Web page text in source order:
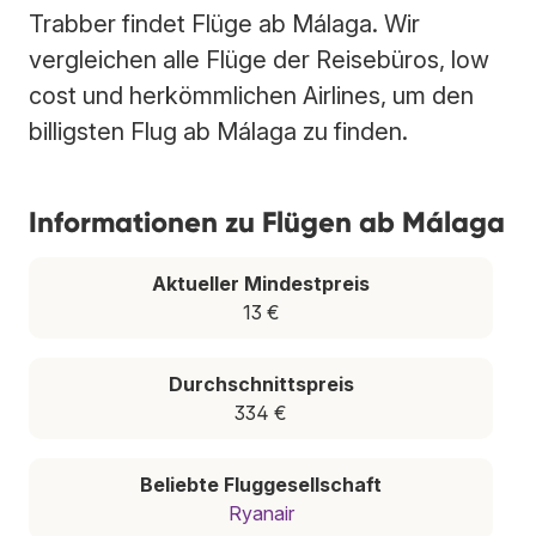
Trabber findet Flüge ab Málaga. Wir
vergleichen alle Flüge der Reisebüros, low
cost und herkömmlichen Airlines, um den
billigsten Flug ab Málaga zu finden.
Informationen zu Flügen ab Málaga
Aktueller Mindestpreis
13 €
Durchschnittspreis
334 €
Beliebte Fluggesellschaft
Ryanair